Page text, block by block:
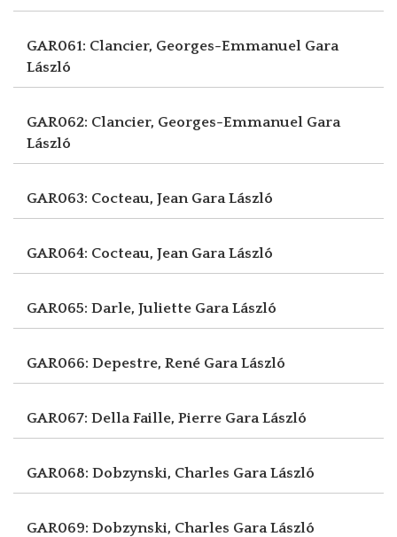
GAR061: Clancier, Georges-Emmanuel Gara
László
GAR062: Clancier, Georges-Emmanuel Gara
László
GAR063: Cocteau, Jean Gara László
GAR064: Cocteau, Jean Gara László
GAR065: Darle, Juliette Gara László
GAR066: Depestre, René Gara László
GAR067: Della Faille, Pierre Gara László
GAR068: Dobzynski, Charles Gara László
GAR069: Dobzynski, Charles Gara László